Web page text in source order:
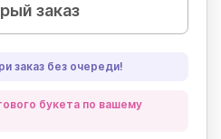
заказ
заказ без очереди!
букета по вашему